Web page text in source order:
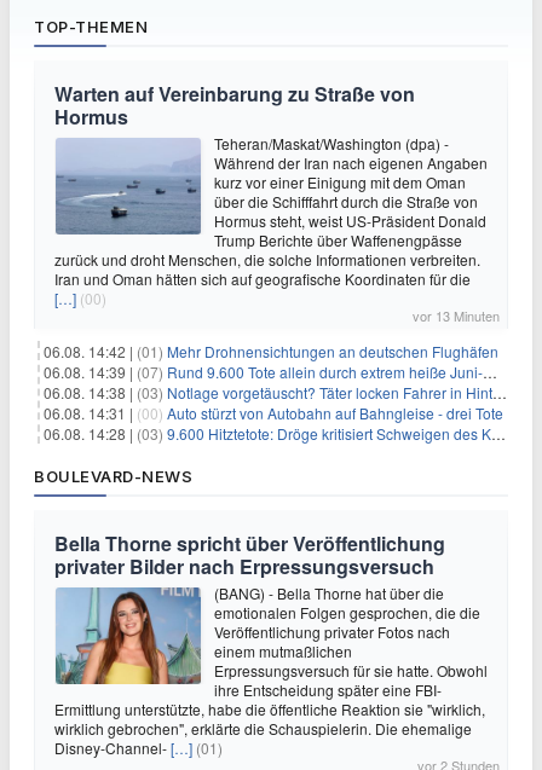
TOP-THEMEN
Warten auf Vereinbarung zu Straße von
Hormus
Teheran/Maskat/Washington (dpa) -
Während der Iran nach eigenen Angaben
kurz vor einer Einigung mit dem Oman
über die Schifffahrt durch die Straße von
Hormus steht, weist US-Präsident Donald
Trump Berichte über Waffenengpässe
zurück und droht Menschen, die solche Informationen verbreiten.
Iran und Oman hätten sich auf geografische Koordinaten für die
[…] (00)
vor 13 Minuten
06.08. 14:42 | (01) Mehr Drohnensichtungen an deutschen Flughäfen
06.08. 14:39 | (07) Rund 9.600 Tote allein durch extrem heiße Juni-Woche
06.08. 14:38 | (03) Notlage vorgetäuscht? Täter locken Fahrer in Hinterhalt
06.08. 14:31 | (00) Auto stürzt von Autobahn auf Bahngleise - drei Tote
06.08. 14:28 | (03) 9.600 Hitztetote: Dröge kritisiert Schweigen des Kanzlers
BOULEVARD-NEWS
Bella Thorne spricht über Veröffentlichung
privater Bilder nach Erpressungsversuch
(BANG) - Bella Thorne hat über die
emotionalen Folgen gesprochen, die die
Veröffentlichung privater Fotos nach
einem mutmaßlichen
Erpressungsversuch für sie hatte. Obwohl
ihre Entscheidung später eine FBI-
Ermittlung unterstützte, habe die öffentliche Reaktion sie "wirklich,
wirklich gebrochen", erklärte die Schauspielerin. Die ehemalige
Disney-Channel-[…] (01)
vor 2 Stunden